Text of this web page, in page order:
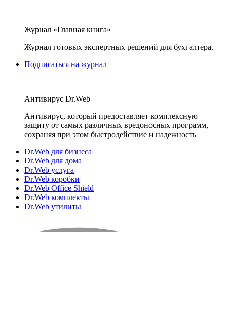
Журнал «Главная книга»
Журнал готовых экспертных решений для бухгалтера.
Подписаться на журнал
Антивирус Dr.Web
Антивирус, который предоставляет комплексную
защиту от самых различных вредоносных программ,
сохраняя при этом быстродействие и надежность
Dr.Web для бизнеса
Dr.Web для дома
Dr.Web услуга
Dr.Web коробки
Dr.Web Office Shield
Dr.Web комплекты
Dr.Web утилиты